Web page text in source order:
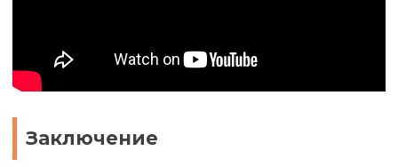
Заключение